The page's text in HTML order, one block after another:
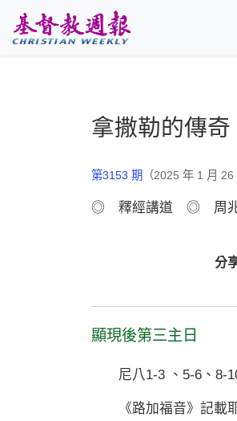
拿撒勒的傳奇
第3153 期 （2025 年 1 月 26
◎ 釋經講道 ◎ 周
分
顯現後第三主日
尼八1-3 、5-6、8-10
《路加福音》記載耶